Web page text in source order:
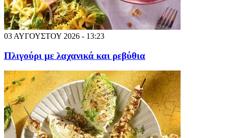
03 ΑΥΓΟΥΣΤΟΥ 2026 - 13:23
Πλιγούρι με λαχανικά και ρεβύθια